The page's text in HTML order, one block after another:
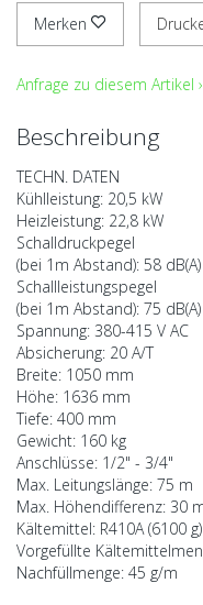
Merken
Anfrage zu diesem Artikel ›
Beschreibung
TECHN. DATEN
Kühlleistung: 20,5 kW
Heizleistung: 22,8 kW
Schalldruckpegel
(bei 1m Abstand): 58 dB(A)
Schallleistungspegel
(bei 1m Abstand): 75 dB(A)
Spannung: 380-415 V AC
Absicherung: 20 A/T
Breite: 1050 mm
Höhe: 1636 mm
Tiefe: 400 mm
Gewicht: 160 kg
Anschlüsse: 1/2" - 3/4"
Max. Leitungslänge: 75 m
Max. Höhendifferenz: 30
Kältemittel: R410A (6100 g)
Vorgefüllte
Nachfüllmenge: 45 g/m